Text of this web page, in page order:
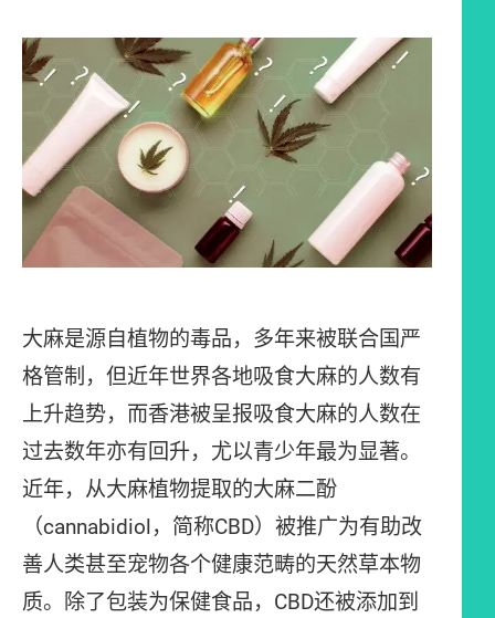
大麻是源自植物的毒品，多年来被联合国严
格管制，但近年世界各地吸食大麻的人数有
上升趋势，而香港被呈报吸食大麻的人数在
过去数年亦有回升，尤以青少年最为显著。
近年，从大麻植物提取的大麻二酚
（cannabidiol，简称CBD）被推广为有助改
善人类甚至宠物各个健康范畴的天然草本物
质。除了包装为保健食品，CBD还被添加到